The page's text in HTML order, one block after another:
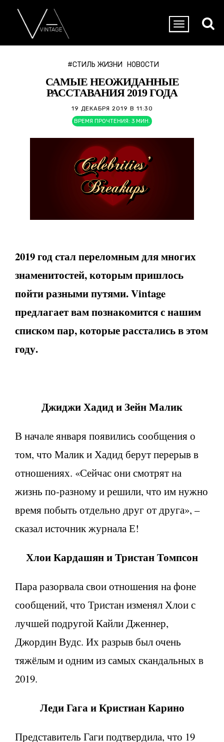
#СТИЛЬ ЖИЗНИ НОВОСТИ
САМЫЕ НЕОЖИДАННЫЕ
РАССТАВАНИЯ 2019 ГОДА
19 ДЕКАБРЯ 2019 В 11:30
ВРЕМЯ ПРОЧТЕНИЯ: 3 МИН.
2019 год стал переломным для многих
знаменитостей, которым пришлось
пойти разными путями. Vintage
предлагает вам познакомится с нашим
списком пар, которые расстались в этом
году.
Джиджи Хадид и Зейн Малик
В начале января появились сообщения о
том, что Малик и Хадид берут перерыв в
отношениях. «Сейчас они смотрят на
жизнь по-разному и решили, что им нужно
время побыть отдельно друг от друга», –
сказал источник журнала Е!
Хлои Кардашян и Тристан Томпсон
Пара разорвала свои отношения на фоне
сообщений, что Тристан изменял Хлои с
лучшей подругой Кайли Дженнер,
Джордин Вудс. Их разрыв был очень
тяжёлым и одним из самых скандальных в
2019.
Леди Гага и Кристиан Карино
Представитель Гаги подтвердила, что 19